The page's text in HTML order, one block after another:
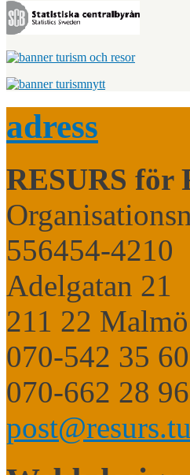
adress
RESURS för
556454-4210
Adelgatan 21
211 22 Malmö
070-542 35 60
070-662 28 96